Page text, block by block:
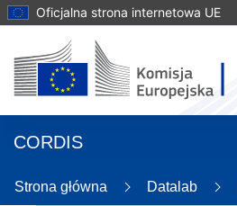
Oficjalna strona internetowa UE
CORDIS
Strona główna Datalab